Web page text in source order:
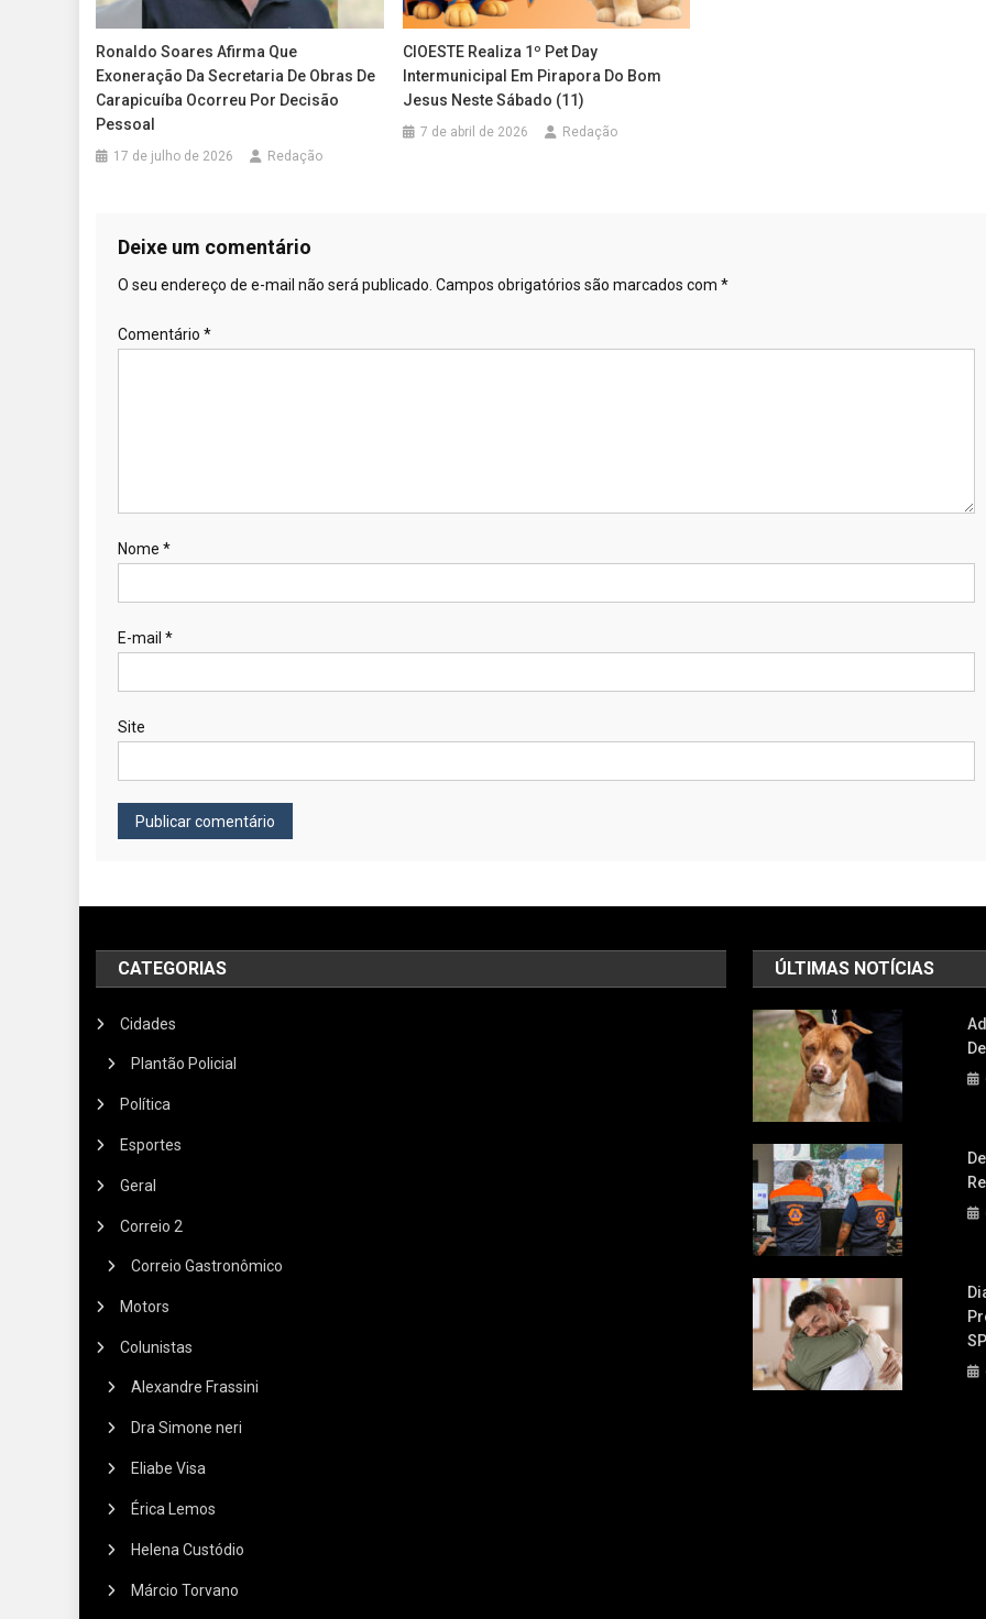
Ronaldo Soares Afirma Que
Exoneração Da Secretaria De Obras De
Carapicuíba Ocorreu Por Decisão
Pessoal
17 de julho de 2026 Redação
CIOESTE Realiza 1º Pet Day
Intermunicipal Em Pirapora Do Bom
Jesus Neste Sábado (11)
7 de abril de 2026 Redação
Deixe um comentário
O seu endereço de e-mail não será publicado. Campos obrigatórios são marcados com *
Comentário *
Nome *
E-mail *
Site
CATEGORIAS
Cidades
Plantão Policial
Política
Esportes
Geral
Correio 2
Correio Gastronômico
Motors
Colunistas
Alexandre Frassini
Dra Simone neri
Eliabe Visa
Érica Lemos
Helena Custódio
Márcio Torvano
ÚLTIMAS NOTÍCIAS
SP